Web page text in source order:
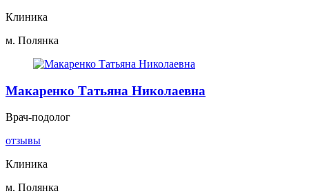
Клиника
м. Полянка
Макаренко Татьяна Николаевна
Врач-подолог
отзывы
Клиника
м. Полянка